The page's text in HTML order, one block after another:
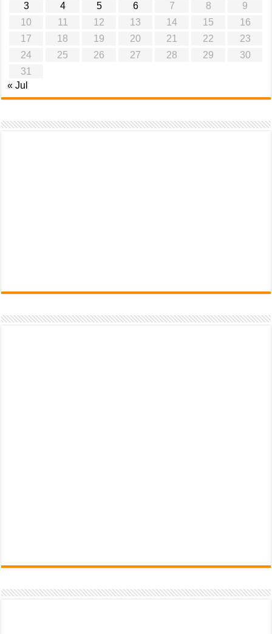
3
4 5 6 7 8
9
10
11 12 13 14 15
16
17
18 19 20 21 22
23
24
25 26 27 28 29
30
31
« Jul